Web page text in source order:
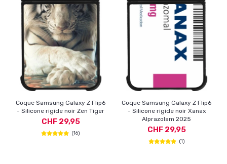
Coque Samsung Galaxy Z Flip6
- Silicone rigide noir Zen Tiger
CHF 29,95
(16)
Coque Samsung Galaxy Z Flip6
- Silicone rigide noir Xanax
Alprazolam 2025
CHF 29,95
(1)